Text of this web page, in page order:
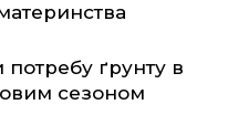
ґрунту в
сезоном